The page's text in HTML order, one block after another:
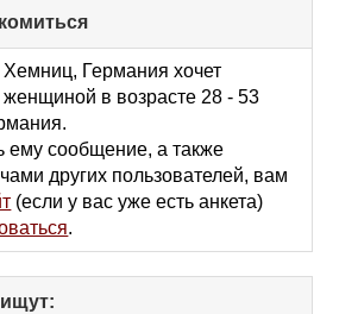
to
collapse
contents
Хемниц, Германия хочет
женщиной в возрасте 28 - 53
ему сообщение, а также
других пользователей, вам
(если у вас уже есть анкета)
.